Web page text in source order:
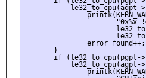
le32_to_cpu(agpt-
"0x%x
               error_found++;
       }
if (le32_to_cpu(pgpt-
le32_to_cpu(agpt-